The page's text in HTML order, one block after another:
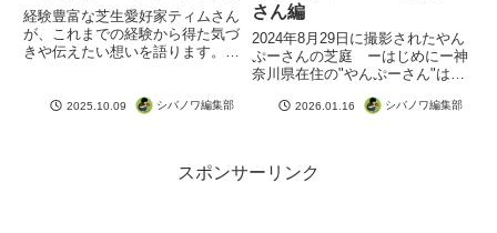
経験豊富な芝生愛好家ティムさん
が、これまでの経験から得た気づ
きや伝えたい想いを語ります。聞
く芝談です。
2025.10.09 シバノワ編集部
さん編
2024年8月29日に撮影されたやん
ぷーさんの芝庭 ーはじめにー神
奈川県在住の"やんぷーさん"は、
けているベテラン芝生愛好家。庭
のグループに入るほど続きを読む
2026.01.16 シバノワ編集部
スポンサーリンク